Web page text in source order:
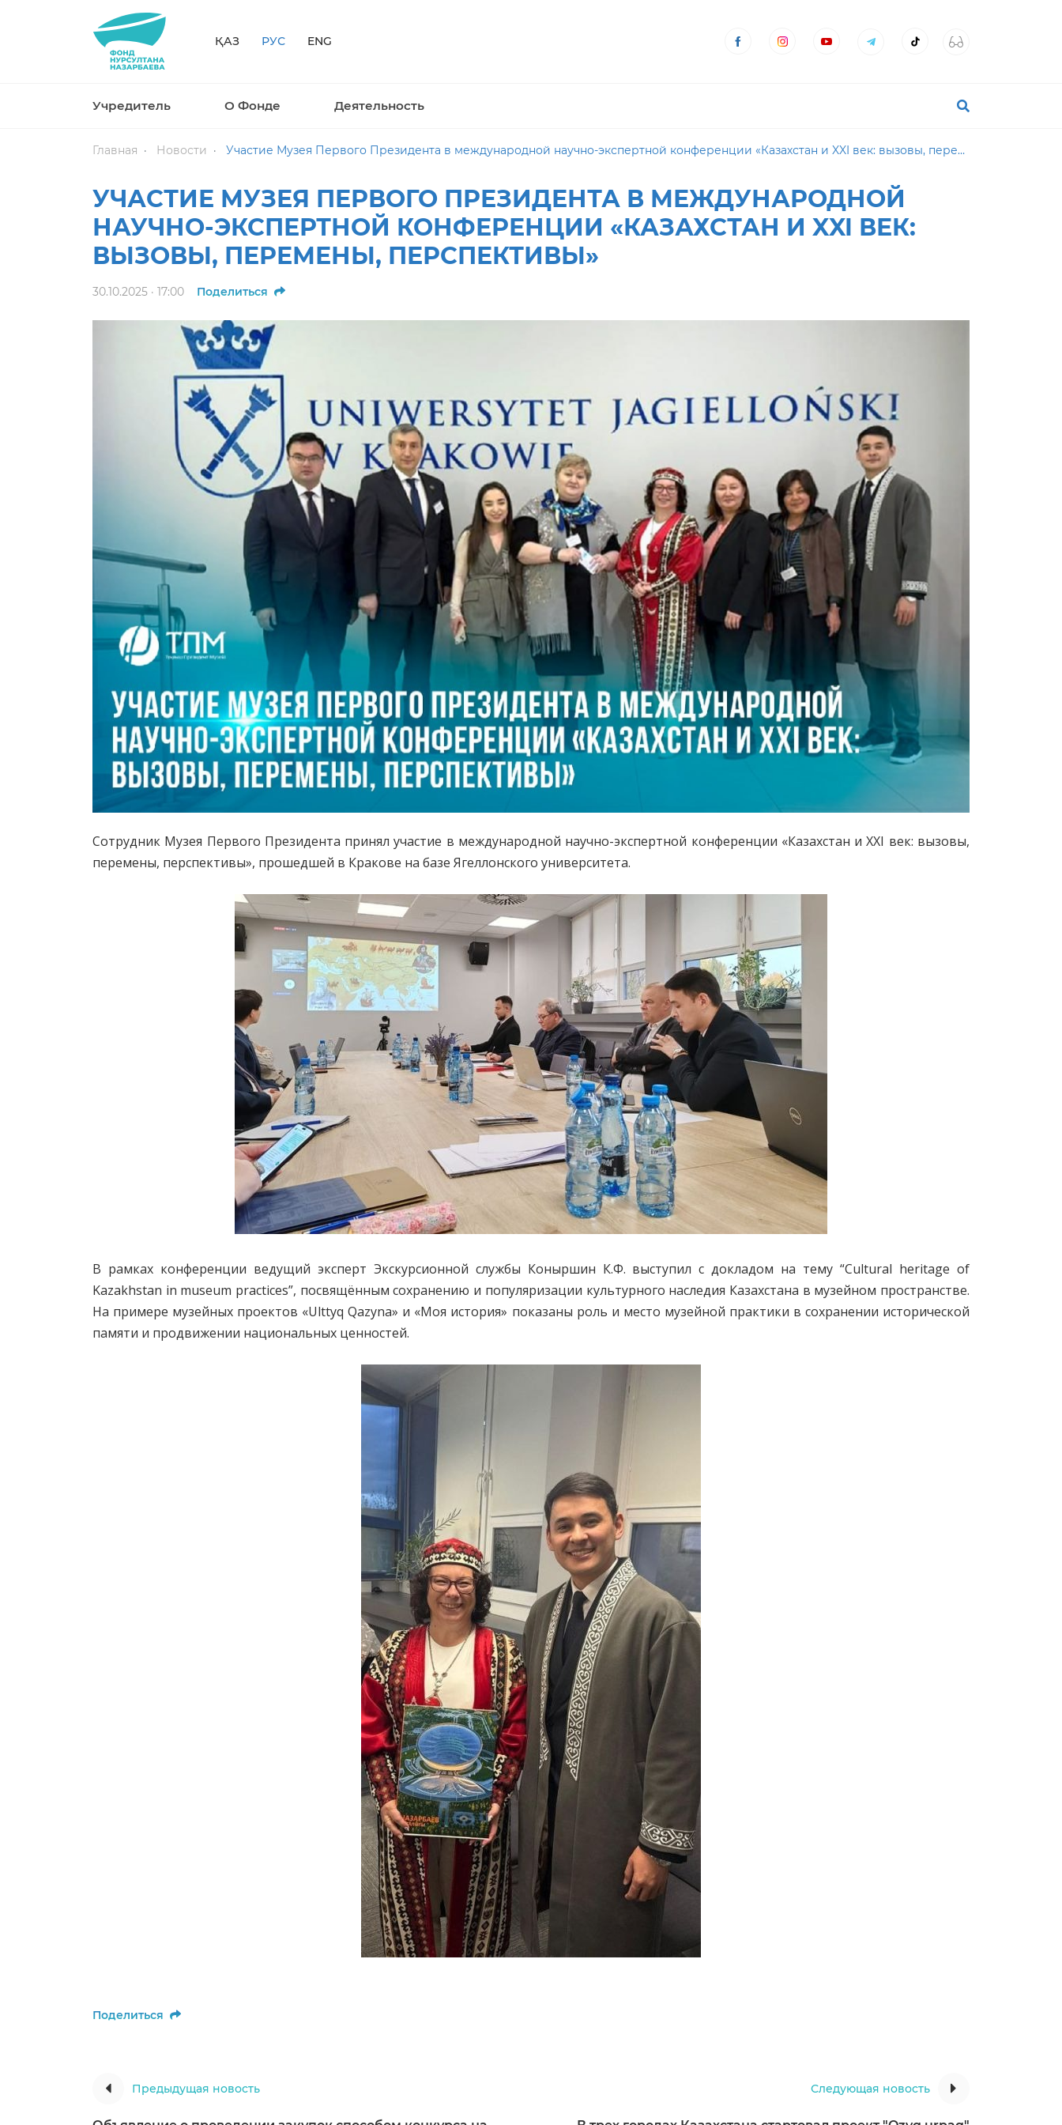
ҚАЗ РУС ENG
Учредитель О Фонде Деятельность
Главная Новости Участие Музея Первого Президента в международной научно-экспертной конференции «Казахстан и XXI век: вызовы, перемены, перспективы»
УЧАСТИЕ МУЗЕЯ ПЕРВОГО ПРЕЗИДЕНТА В МЕЖДУНАРОДНОЙ
НАУЧНО-ЭКСПЕРТНОЙ КОНФЕРЕНЦИИ «КАЗАХСТАН И XXI ВЕК:
ВЫЗОВЫ, ПЕРЕМЕНЫ, ПЕРСПЕКТИВЫ»
30.10.2025 · 17:00 Поделиться
Сотрудник Музея Первого Президента принял участие в международной научно-экспертной конференции «Казахстан и XXI век: вызовы,
перемены, перспективы», прошедшей в Кракове на базе Ягеллонского университета.
В рамках конференции ведущий эксперт Экскурсионной службы Коныршин К.Ф. выступил с докладом на тему “Cultural heritage of
Kazakhstan in museum practices”, посвящённым сохранению и популяризации культурного наследия Казахстана в музейном пространстве.
На примере музейных проектов «Ulttyq Qazyna» и «Моя история» показаны роль и место музейной практики в сохранении исторической
памяти и продвижении национальных ценностей.
Поделиться
Предыдущая новость Следующая новость